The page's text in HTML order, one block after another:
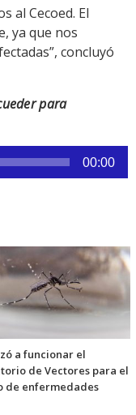
al Cecoed. El
ya que nos
concluyó
para
00:00
a funcionar el
de Vectores para el
de enfermedades